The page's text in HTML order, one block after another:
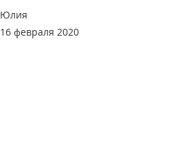
Юлия
16 февраля 2020